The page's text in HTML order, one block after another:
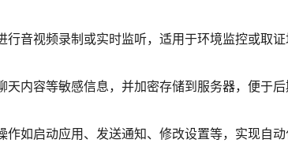
行音视频录制或实时监听，适用于环境监控或取证
内容等敏感信息，并加密存储到服务器，便于后
作如启动应用、发送通知、修改设置等，实现自